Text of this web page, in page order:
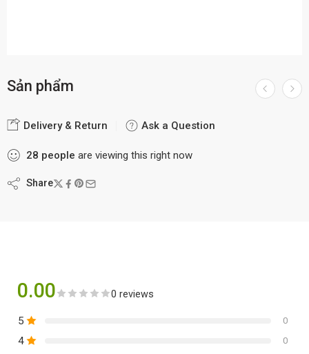
Sản phẩm
Delivery & Return Ask a Question
28 people are viewing this right now
Share
0.00 0 reviews
5 0
4 0